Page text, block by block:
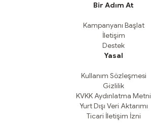
Bir Adım At
Kampanyanı Başlat
İletişim
Destek
Yasal
Kullanım Sözleşmesi
Gizlilik
KVKK Aydınlatma Metni
Yurt Dışı Veri Aktarımı
Ticari İletişim İzni